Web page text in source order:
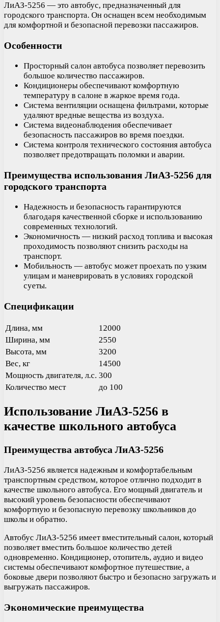
ЛиАЗ-5256 — это автобус, предназначенный для
городского транспорта. Он оснащен всем необходимым
для комфортной и безопасной перевозки пассажиров.
Особенности
Просторный салон автобуса позволяет перевозить
большое количество пассажиров.
Кондиционеры обеспечивают комфортную
температуру в салоне в жаркое время года.
Система вентиляции оснащена фильтрами, которые
удаляют вредные вещества из воздуха.
Система видеонаблюдения обеспечивает
безопасность пассажиров во время поездки.
Система контроля технического состояния автобуса
позволяет предотвращать поломки и аварии.
Преимущества использования ЛиАЗ-5256 для
городского транспорта
Надежность и безопасность гарантируются
благодаря качественной сборке и использованию
современных технологий.
Экономичность — низкий расход топлива и высокая
проходимость позволяют снизить расходы на
транспорт.
Мобильность — автобус может проехать по узким
улицам и маневрировать в условиях городской
суеты.
Спецификации
Длина, мм
12000
Ширина, мм
2550
Высота, мм
3200
Вес, кг
14500
Мощность двигателя, л.с. 300
Количество мест
до 100
Использование ЛиАЗ-5256 в
качестве школьного автобуса
Преимущества автобуса ЛиАЗ-5256
ЛиАЗ-5256 является надежным и комфортабельным
транспортным средством, которое отлично подходит в
качестве школьного автобуса. Его мощный двигатель и
высокий уровень безопасности обеспечивают
комфортную и безопасную перевозку школьников до
школы и обратно.
Автобус ЛиАЗ-5256 имеет вместительный салон, который
позволяет вместить большое количество детей
одновременно. Кондиционер, отопитель, аудио и видео
системы обеспечивают комфортное путешествие, а
боковые двери позволяют быстро и безопасно загружать и
выгружать пассажиров.
Экономические преимущества